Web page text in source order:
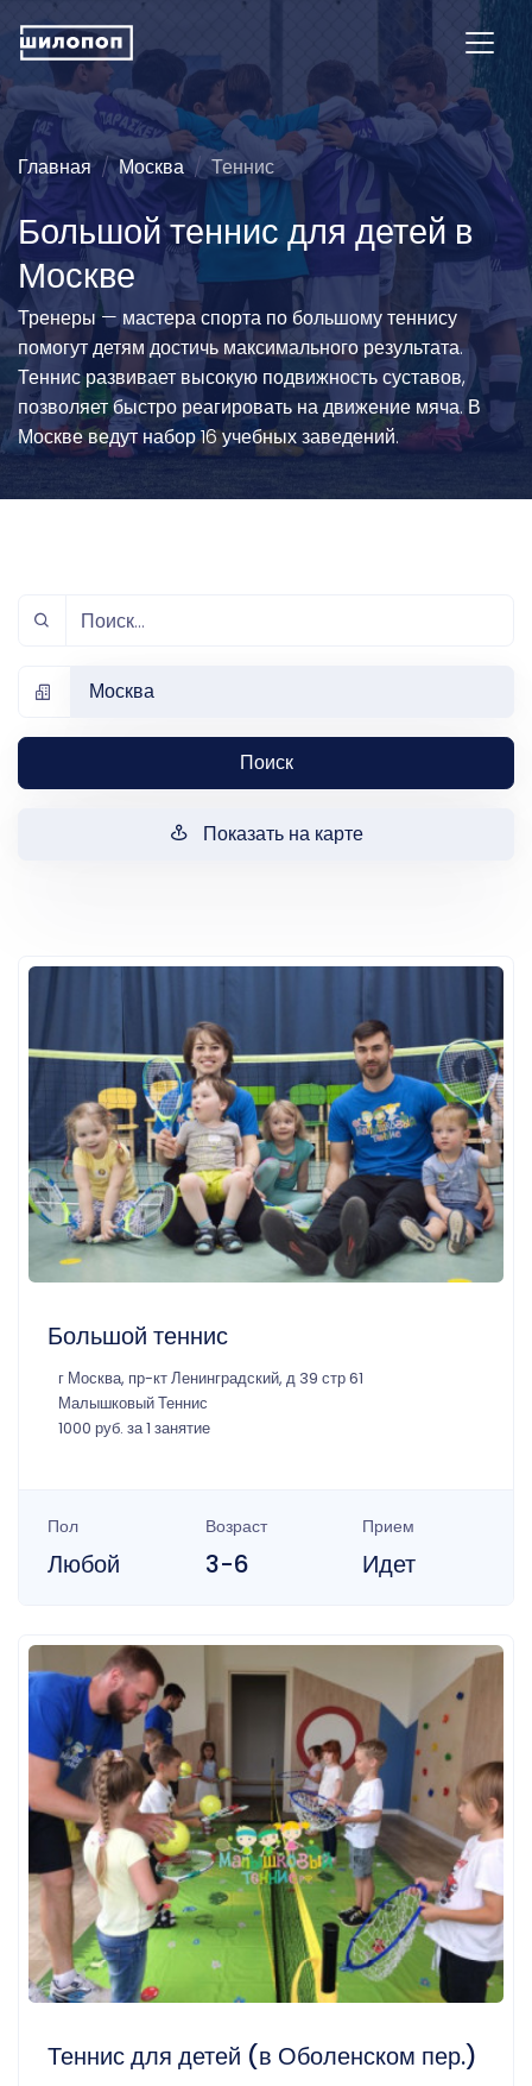
Главная Москва Теннис
Большой теннис для детей в
Москве
Тренеры — мастера спорта по большому теннису
помогут детям достичь максимального результата.
Теннис развивает высокую подвижность суставов,
позволяет быстро реагировать на движение мяча. В
Москве ведут набор 16 учебных заведений.
Москва
Поиск
Показать на карте
Большой теннис
г Москва, пр-кт Ленинградский, д 39 стр 61
Малышковый Теннис
1000 руб. за 1 занятие
Пол
Любой
Возраст
3-6
Прием
Идет
Теннис для детей (в Оболенском пер.)